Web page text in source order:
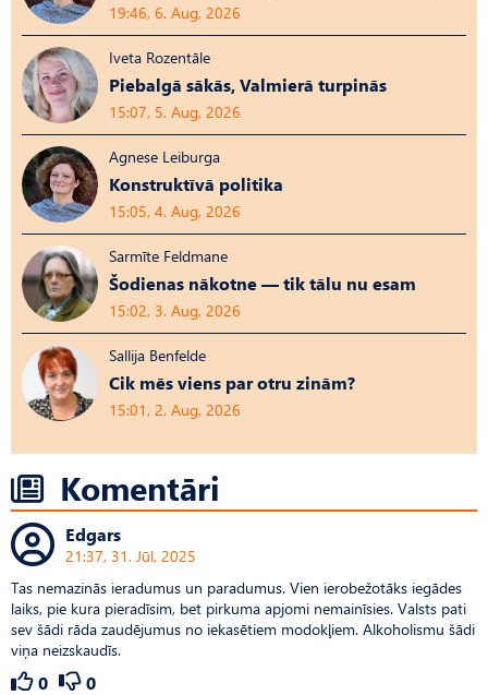
19:46, 6. Aug, 2026
Iveta Rozentāle
Piebalgā sākās, Valmierā turpinās
15:07, 5. Aug, 2026
Agnese Leiburga
Konstruktīvā politika
15:05, 4. Aug, 2026
Sarmīte Feldmane
Šodienas nākotne — tik tālu nu esam
15:02, 3. Aug, 2026
Sallija Benfelde
Cik mēs viens par otru zinām?
15:01, 2. Aug, 2026
Komentāri
Edgars
21:37, 31. Jūl, 2025
Tas nemazinās ieradumus un paradumus. Vien ierobežotāks iegādes
laiks, pie kura pieradīsim, bet pirkuma apjomi nemainīsies. Valsts pati
sev šādi rāda zaudējumus no iekasētiem modokļiem. Alkoholismu šādi
viņa neizskaudīs.
0 0